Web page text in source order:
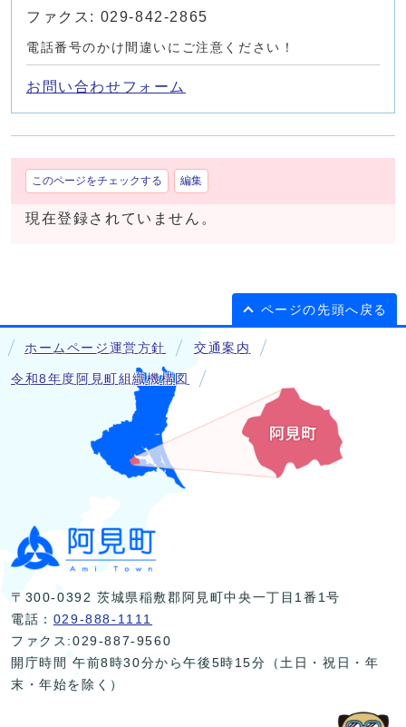
ファクス: 029-842-2865
電話番号のかけ間違いにご注意ください！
お問い合わせフォーム
このページをチェックする 編集
現在登録されていません。
ページの先頭へ戻る
ホームページ運営方針 交通案内
令和8年度阿見町組織機構図
〒300-0392 茨城県稲敷郡阿見町中央一丁目1番1号
電話： 029-888-1111
ファクス:029-887-9560
開庁時間 午前8時30分から午後5時15分（土日・祝日・年
末・年始を除く）